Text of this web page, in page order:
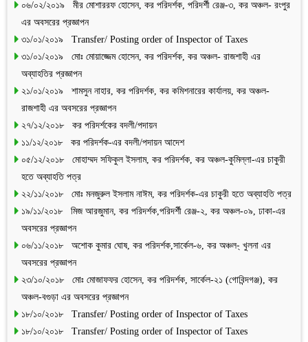
০৬/০২/২০১৯ মীর মোশাররফ হোসেন, কর পরিদর্শক, পরিদর্শী রেঞ্জ-৩, কর অঞ্চল- রংপুর
এর অবসরের প্রজ্ঞাপন
৩১/০১/২০১৯ Transfer/ Posting order of Inspector of Taxes
৩১/০১/২০১৯ মোঃ মোয়াজ্জেম হোসেন, কর পরিদর্শক, কর অঞ্চল- রাজশাহী এর
অব্যাহতির প্রজ্ঞাপন
২১/০১/২০১৯ শামসুন নাহার, কর পরিদর্শক, কর কমিশনারের কার্যালয়, কর অঞ্চল-
রাজশাহী এর অবসরের প্রজ্ঞাপন
২৭/১২/২০১৮ কর পরিদর্শকের বদলী/পদায়ন
১১/১২/২০১৮ কর পরিদর্শক-এর বদলী/পদায়ন আদেশ
০৫/১২/২০১৮ মোহাম্মদ সফিকুল ইসলাম, কর পরিদর্শক, কর অঞ্চল-কুমিল্লা-এর চাকুরী
হতে অব্যাহতি পত্র
২২/১১/২০১৮ মোঃ মনজুরুল ইসলাম নাঈম, কর পরিদর্শক-এর চাকুরী হতে অব্যাহতি পত্র
১৯/১১/২০১৮ মিজ আরজুমান, কর পরিদর্শক,পরিদর্শী রেঞ্জ-২, কর অঞ্চল-০৯, ঢাকা-এর
অবসরের প্রজ্ঞাপন
০৬/১১/২০১৮ অশোক কুমার ঘোষ, কর পরিদর্শক,সার্কেল-৬, কর অঞ্চল-্ খুলনা এর
অবসরের প্রজ্ঞাপন
২৩/১০/২০১৮ মোঃ মোজাফফর হোসেন, কর পরিদর্শক, সার্কেল-২১ (গোবিন্দগঞ্জ), কর
অঞ্চল-বগুড়া এর অবসরের প্রজ্ঞাপন
১৮/১০/২০১৮ Transfer/ Posting order of Inspector of Taxes
১৮/১০/২০১৮ Transfer/ Posting order of Inspector of Taxes